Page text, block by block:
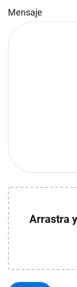
Por favor, deja
Mensaje
Arrastra